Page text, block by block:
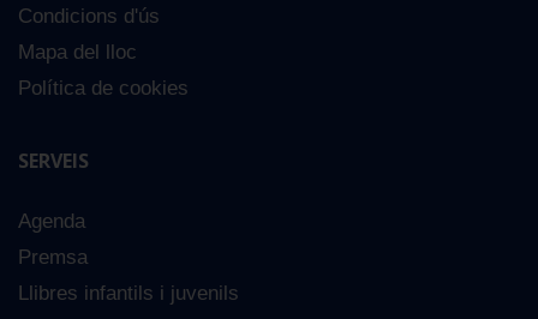
Condicions d'ús
Mapa del lloc
Política de cookies
SERVEIS
Agenda
Premsa
Llibres infantils i juvenils